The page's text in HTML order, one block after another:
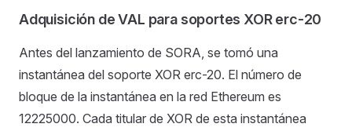
Adquisición de VAL para soportes XOR erc-20
Antes del lanzamiento de SORA, se tomó una
instantánea del soporte XOR erc-20. El número de
bloque de la instantánea en la red Ethereum es
12225000. Cada titular de XOR de esta instantánea